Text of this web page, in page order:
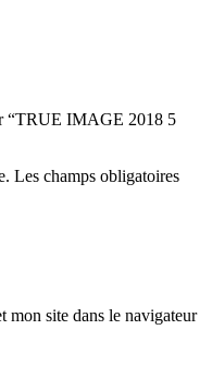
“TRUE IMAGE 2018 5
Les champs obligatoires
mon site dans le navigateur